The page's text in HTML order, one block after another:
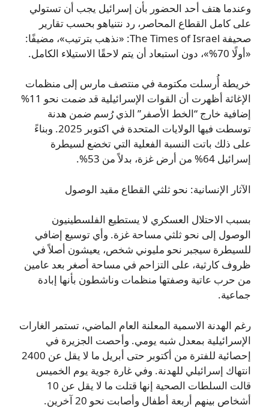
وعندما هتف أحد الحضور بأن إسرائيل يجب أن تستولي
على كامل القطاع المحاصر، رد نتنياهو بحسب تقارير
صحيفة The Times of Israel: «نذهب بترتيب»، مضيفًا:
«أولًا 70%»، دون استبعاد أن يتم لاحقًا الاستيلاء الكامل.
خريطة أُرسلت مكتومة في منتصف مارس إلى منظمات
الإغاثة أظهرت أن القوات الإسرائيلية قد ضمت نحو 11%
إضافية خارج “الخط الأصفر” الذي رُسم ضمن هدنة
توسطت فيها الولايات المتحدة في اكتوبر 2025. وبناءً
على ذلك باتت النسبة الفعلية التي تخضع لسيطرة
إسرائيل 64% من أرض غزة، بدلاً من 53%.
الآثار الإنسانية: نحو ثلثي القطاع مقيد الوصول
بسبب الاحتلال العسكري لا يستطيع الفلسطينيون
الوصول إلى نحو ثلثي مساحة غزة. وأي توسيع إضافي
للسيطرة سيجبر نحو مليوني شخص، يعيشون أصلاً في
ظروف كارثية، على التزاحم في مساحة أصغر بعد عامين
من حرب عاتية وصفتها منظمات وناشطون بأنها إبادة
جماعية.
رغم الهدنة الاسمية المعلنة العام الماضي، تستمر الغارات
الإسرائيلية بمعدل شبه يومي. وأحصت الجزيرة في
إحصائية للفترة من أكتوبر حتى أبريل ما لا يقل عن 2400
انتهاك إسرائيلي للهدنة. وفي غارة جوية يوم الخميس
قالت السلطات الصحية إنها قتلت ما لا يقل عن 10
أشخاص بينهم أربعة أطفال وأصابت نحو 20 آخرين.